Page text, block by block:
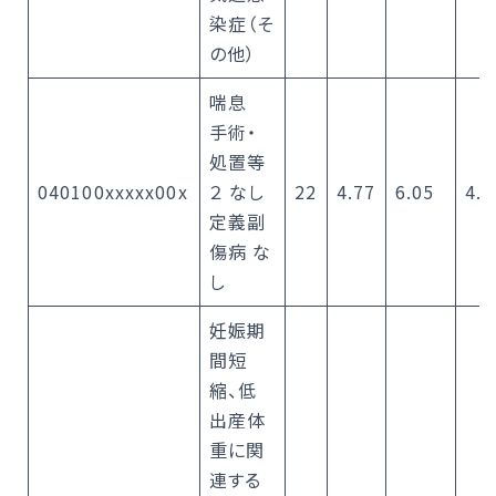
染症（そ
の他）
040100xxxxx00x
喘息
手術・
処置等
２ なし
定義副
傷病 な
し
22 4.77 6.05
妊娠期
間短
縮、低
出産体
重に関
連する